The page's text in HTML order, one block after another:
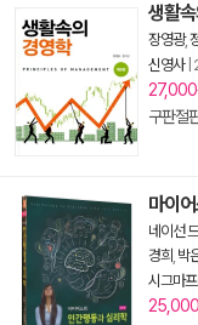
생활
장영광,
신영사|
27,000
구판절
마이
네이선
경희 박
시그마
25,000